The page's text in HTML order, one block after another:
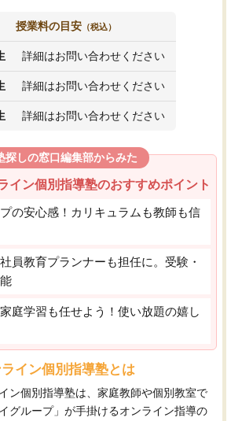
授業料の目安 （税込）
詳細はお問い合わせください
詳細はお問い合わせください
詳細はお問い合わせください
探しの窓口編集部からみた
イン個別指導塾のおすすめポイント
の安心感！カリキュラムも教師も信
員教育プランナーも担任に。受験・
庭学習も任せよう！使い放題の嬉し
イン個別指導塾とは
ン個別指導塾は、家庭教師や個別教室で
グループ」が手掛けるオンライン指導の